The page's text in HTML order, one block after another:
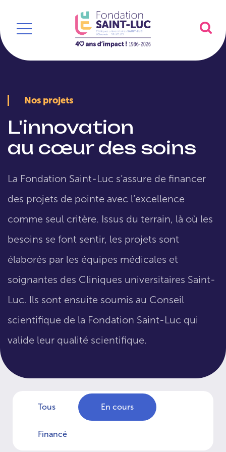
Nos projets
L'innovation
au cœur des soins
La Fondation Saint-Luc s’assure de financer
des projets de pointe avec l’excellence
comme seul critère. Issus du terrain, là où les
besoins se font sentir, les projets sont
élaborés par les équipes médicales et
soignantes des Cliniques universitaires Saint-
Luc. Ils sont ensuite soumis au Conseil
scientifique de la Fondation Saint-Luc qui
valide leur qualité scientifique.
Tous En cours
Financé